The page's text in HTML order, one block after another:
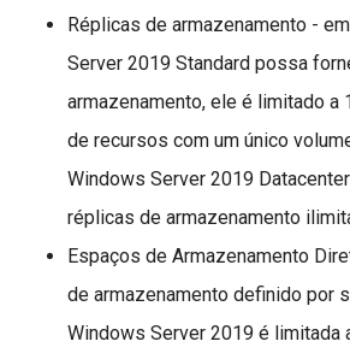
Réplicas de armazenamento -
Server 2019 Standard possa
armazenamento, ele é limitado a
de recursos com um único
Windows Server 2019
réplicas de armazenamento
Espaços de Armazenamento
de armazenamento definido por
Windows Server 2019 é limitada